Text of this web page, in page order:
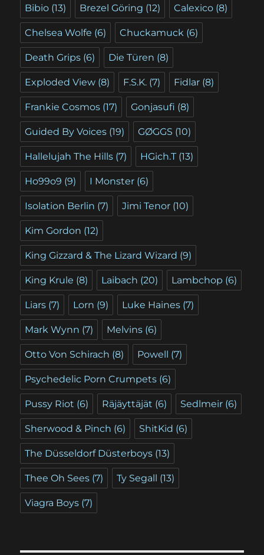
Bibio (13) Brezel Göring (12) Calexico (8)
Chelsea Wolfe (6) Chuckamuck (6)
Death Grips (6) Die Türen (8)
Exploded View (8) F.S.K. (7) Fidlar (8)
Frankie Cosmos (17) Gonjasufi (8)
Guided By Voices (19) GØGGS (10)
Hallelujah The Hills (7) HGich.T (13)
Ho99o9 (9) I Monster (6)
Isolation Berlin (7) Jimi Tenor (10)
Kim Gordon (12)
King Gizzard & The Lizard Wizard (9)
King Krule (8) Laibach (20) Lambchop (6)
Liars (7) Lorn (9) Luke Haines (7)
Mark Wynn (7) Melvins (6)
Otto Von Schirach (8) Powell (7)
Psychedelic Porn Crumpets (6)
Pussy Riot (6) Räjäyttäjät (6) Sedlmeir (6)
Sherwood & Pinch (6) ShitKid (6)
The Düsseldorf Düsterboys (13)
Thee Oh Sees (7) Ty Segall (13)
Viagra Boys (7)